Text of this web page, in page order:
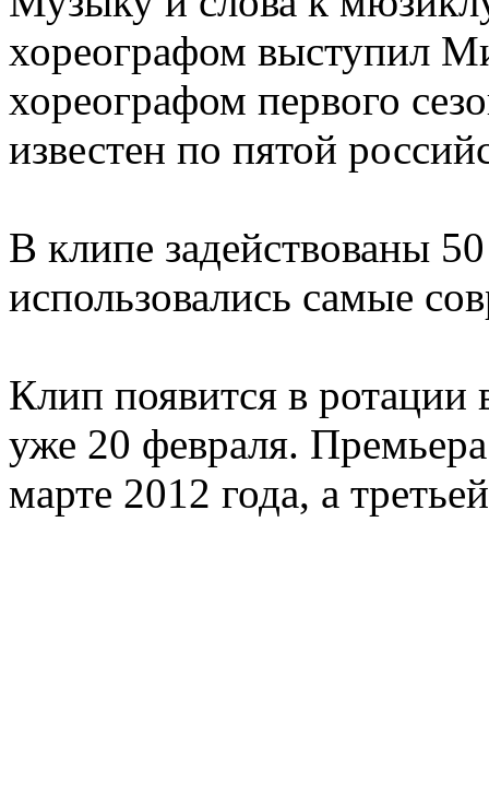
хореографом выступил
хореографом первого
известен по пятой
В клипе задействованы
использовались самые
Клип появится в
уже 20 февраля.
марте 2012 года, а